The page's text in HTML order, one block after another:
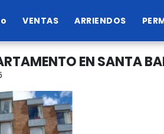
VENTAS ARRIENDOS
EN SANTA